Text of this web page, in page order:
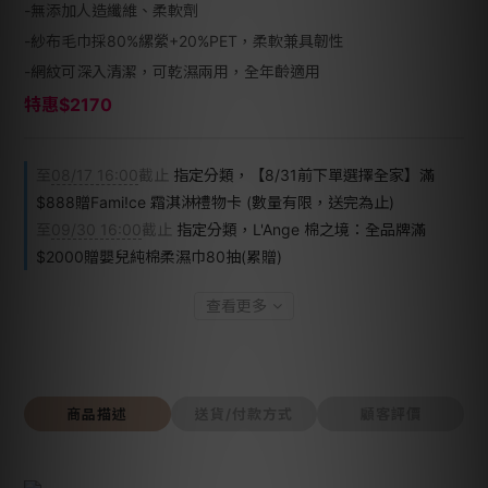
-無添加人造纖維、柔軟劑
-紗布毛巾採80%縲縈+20%PET，柔軟兼具韌性
-網紋可深入清潔，可乾濕兩用，全年齡適用
特惠$2170
08/17 16:00截止 指定分類，【8/31前下單選擇全家】滿
$888贈Fami!ce 霜淇淋禮物卡 (數量有限，送完為止)
09/30 16:00截止 指定分類，L'Ange 棉之境：全品牌滿
$2000贈嬰兒純棉柔濕巾80抽(累贈)
查看更多
商品描述